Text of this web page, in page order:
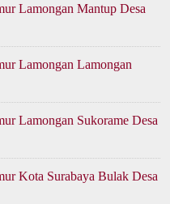
Lamongan Mantup Desa
Lamongan Lamongan
Lamongan Sukorame Desa
Kota Surabaya Bulak Desa